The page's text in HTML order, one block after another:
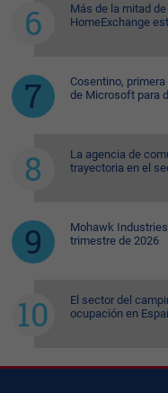
Más de la mitad
HomeExchange
Cosentino,
de Microsoft para
La agencia de
trayectoria en el
Mohawk
trimestre de 2026
El sector del
ocupación en